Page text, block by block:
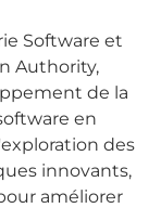
Software et
Authority,
de la
en
des
innovants,
améliorer